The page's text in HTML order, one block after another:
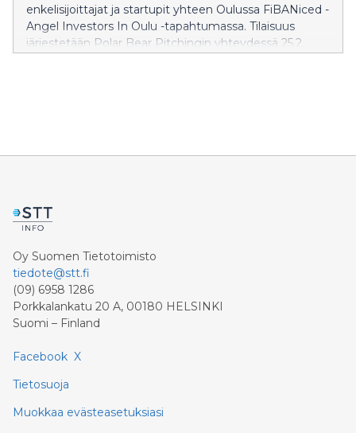
enkelisijoittajat ja startupit yhteen Oulussa FiBANiced -
Angel Investors In Oulu -tapahtumassa. Tilaisuus
järjestetään Polar Bear Pitchingin yhteydessä 25.2.
Oy Suomen Tietotoimisto
tiedote@stt.fi
(09) 6958 1286
Porkkalankatu 20 A, 00180 HELSINKI
Suomi – Finland
Facebook X
Tietosuoja
Muokkaa evästeasetuksiasi